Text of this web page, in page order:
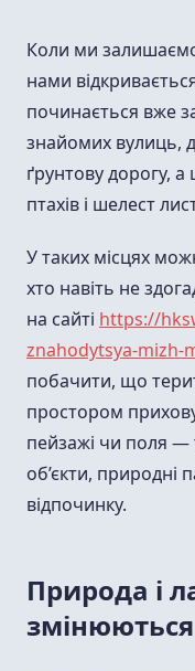
Коли ми
нами
починається вже
знайомих вулиць,
ґрунтову дорогу,
птахів і шелест
У таких місцях
хто навіть не
на сайті https://
znahodytsya-mizh-
побачити, що
простором
пейзажі чи поля —
об’єкти, природні
відпочинку.
Природа і
змінюються